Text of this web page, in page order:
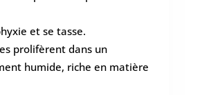
et se tasse.
prolifèrent dans un
humide, riche en matière